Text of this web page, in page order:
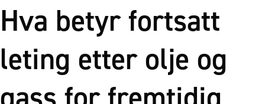
Hva betyr fortsatt
leting etter olje og